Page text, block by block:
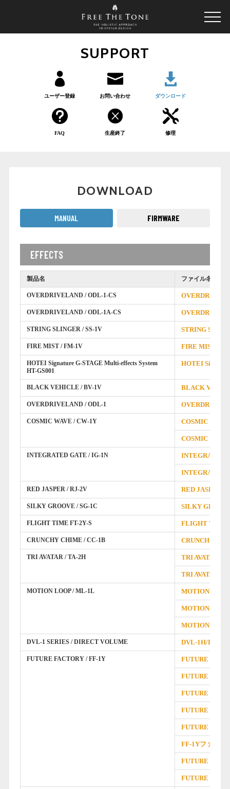
SUPPORT
ユーザー登録 お問い合わせ ダウンロード
FAQ 生産終了 修理
DOWNLOAD
MANUAL FIRMWARE
EFFECTS
製品名 ファイル名
OVERDRIVELAND / ODL-1-CS
OVERDRIVELAND / ODL-1A-CS
STRING SLINGER / SS-1V STRING
FIRE MIST / FM-1V FIRE MIST
HOTEI Signature G-STAGE Multi-effects System
HT-GS001
HOTEI
BLACK VEHICLE / BV-1V BLACK
OVERDRIVELAND / ODL-1
COSMIC WAVE / CW-1Y COSMIC
COSMIC
INTEGRATED GATE / IG-1N INTEGRATED
INTEGRATED
RED JASPER / RJ-2V RED JASPER /
SILKY GROOVE / SG-1C SILKY
FLIGHT TIME FT-2Y-S FLIGHT TIME /
CRUNCHY CHIME / CC-1B CRUNCHY
TRI AVATAR / TA-2H TRI AVATAR /
TRI AVATAR /
MOTION LOOP / ML-1L MOTION
MOTION
MOTION
DVL-1 SERIES / DIRECT VOLUME DVL-1H/DVL-
FUTURE FACTORY / FF-1Y FUTURE
FUTURE
FUTURE
FUTURE
FUTURE
FF-1Yファクト
FUTURE
FUTURE